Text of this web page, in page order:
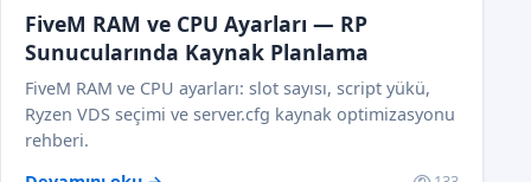
FiveM RAM ve CPU Ayarları — RP
Sunucularında Kaynak Planlama
FiveM RAM ve CPU ayarları: slot sayısı, script yükü,
Ryzen VDS seçimi ve server.cfg kaynak optimizasyonu
rehberi.